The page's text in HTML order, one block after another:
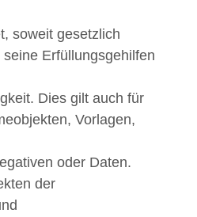
soweit gesetzlich
Erfüllungsgehilfen
Dies gilt auch für
Vorlagen,
oder Daten.
der